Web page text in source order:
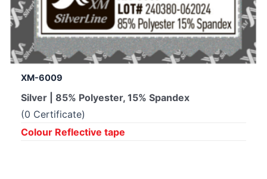
XM-6009
Silver | 85% Polyester, 15% Spandex
(0 Certificate)
Colour Reflective tape